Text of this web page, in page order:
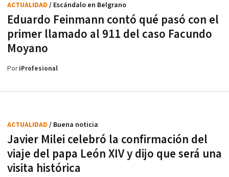
Eduardo Feinmann contó qué pasó con el
primer llamado al 911 del caso Facundo
Moyano
ACTUALIDAD / Escándalo en Belgrano
PoriProfesional
Javier Milei celebró la confirmación del
viaje del papa León XIV y dijo que será una
visita histórica
ACTUALIDAD / Buena noticia